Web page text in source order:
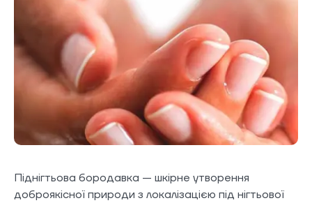
Піднігтьова бородавка — шкірне утворення
доброякісної природи з локалізацією під нігтьової